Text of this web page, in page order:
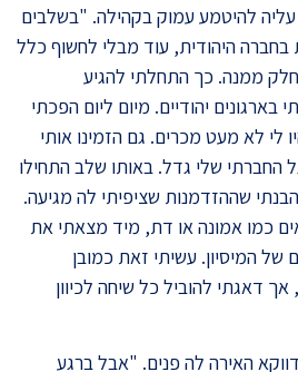
עליה להיטמע עמוק בקהילה. "בשלבים
בחברה היהודית, עוד מבלי לחשוף כלל
חלק ממנה. כך התחלתי להגיע
יהודיים. מיום ליום הפכתי
לי לא מעט מכרים. גם הזמינו אותי
החברתי שלי גדל. באותו שלב התחילו
הבנתי שההזדמנות שציפיתי לה מגיעה.
כמו אמונה או דת, מיד מצאתי את
של המיסיון. עשיתי זאת כמובן
דאגתי להוביל כל שיחה לכיוון
האירה לה פנים. "אבל ברגע